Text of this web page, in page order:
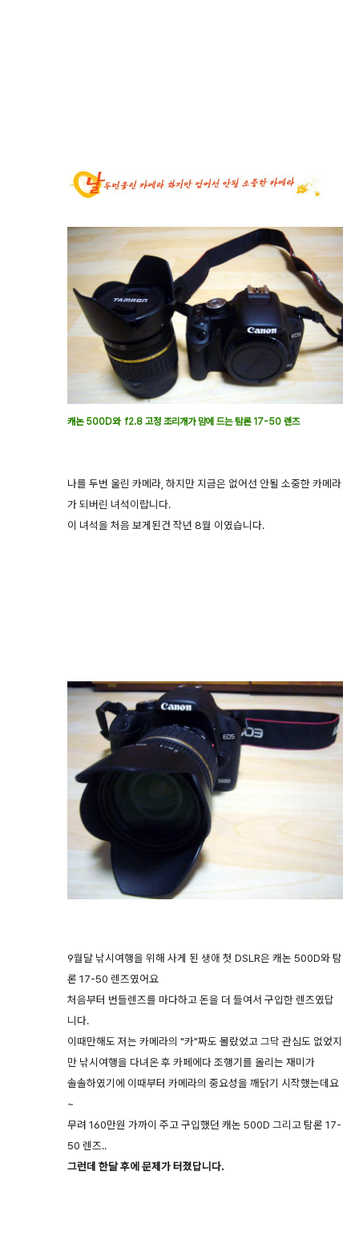
캐논 500D와 f2.8 고정 조리개가 맘에 드는 탐론 17-50 렌즈
나를 두번 울린 카메라, 하지만 지금은 없어선 안될 소중한 카메라
가 되버린 녀석이랍니다.
이 녀석을 처음 보게된건 작년 8월 이였습니다.
9월달 낚시여행을 위해 사게 된 생애 첫 DSLR은 캐논 500D와 탐
론 17-50 렌즈였어요
처음부터 번들렌즈를 마다하고 돈을 더 들여서 구입한 렌즈였답
니다.
이때만해도 저는 카메라의 "카"짜도 몰랐었고 그닥 관심도 없었지
만 낚시여행을 다녀온 후 카페에다조행기를 올리는 재미가
솔솔하였기에 이때부터 카메라의 중요성을 깨닭기 시작했는데요
~
무려 160만원 가까이 주고 구입했던 캐논 500D 그리고 탐론 17-
50 렌즈..
그런데 한달 후에 문제가 터졌답니다.